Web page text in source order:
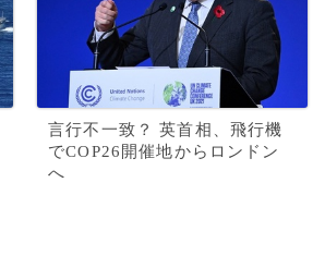
言行不一致？ 英首相、飛行機
でCOP26開催地からロンドン
へ